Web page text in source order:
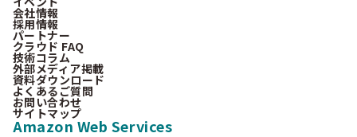
会社情報
採用情報
パートナー
クラウド FAQ
技術コラム
外部メディア掲載
資料ダウンロード
よくあるご質問
お問い合わせ
サイトマップ
Amazon Web Services